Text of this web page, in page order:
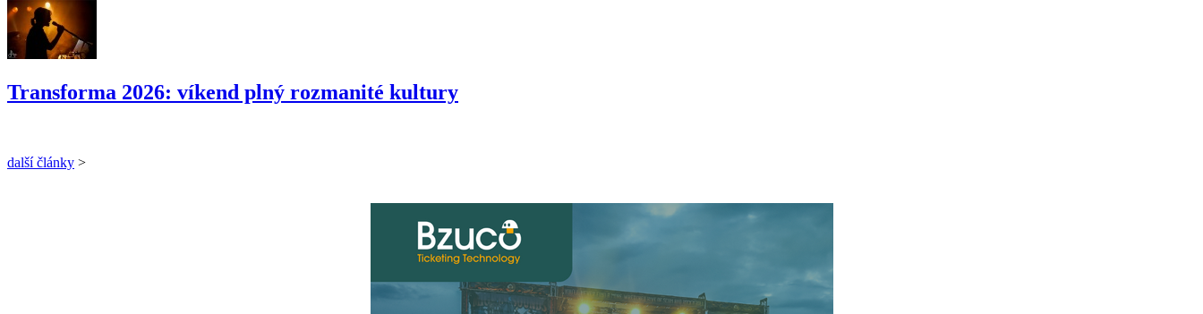
Transforma 2026: víkend plný rozmanité kultury
další články >